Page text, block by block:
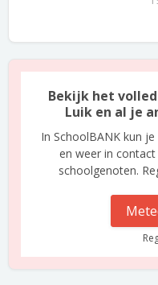
Bekijk het
Luik en al je
In SchoolBANK kun je
en weer in
schoolgenoten.